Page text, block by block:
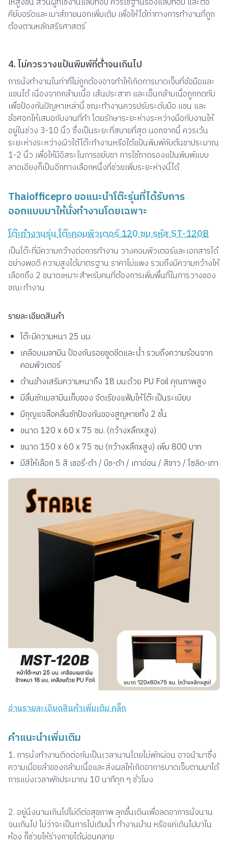
คีย์บอร์ดและเมาส์ภายนอกเพิ่มเติม เพื่อให้ได้ท่าทางการทำงานที่ถูก
ต้องตามหลักสรีรศาสตร์
4. ไม่ควรวางแป้นพิมพ์ที่ต่ำจนเกินไป
การนั่งทำงานในท่าที่ไม่ถูกต้องอาจทำให้เกิดการบาดเจ็บที่ข้อมือและ
แขนได้ เนื่องจากกล้ามเนื้อ เส้นประสาท และเอ็นกล้ามเนื้อถูกกดทับ
เพื่อป้องกันปัญหาเหล่านี้ ขณะทำงานควรปรับระดับมือ แขน และ
ข้อศอกให้เสมอกับงานที่ทำ โดยรักษาระยะห่างระหว่างมือกับงานให้
อยู่ในช่วง 3-10 นิ้ว ซึ่งเป็นระยะที่สบายที่สุด นอกจากนี้ ควรเว้น
ระยะห่างระหว่างผิวใต้โต๊ะทำงานหรือใต้แป้นพิมพ์กับต้นขาประมาณ
1-2 นิ้ว เพื่อให้มีอิสระในการขยับขา การใช้ถาดรองแป้นพิมพ์แบบ
ลาดเอียงก็เป็นอีกทางเลือกหนึ่งที่ช่วยเพิ่มระยะห่างนี้ได้
Thaiofficepro ขอแนะนำโต๊ะรุ่นที่ได้รับการ
ออกแบบมาให้นั่งทำงานโดยเฉพาะ
โต๊ะทำงานรุ่น โต๊ะคอมพิวเตอร์ 120 ซม รหัส ST-120B
เป็นโต๊ะที่มีความกว้างต่อการทำงาน วางคอมพิวเตอร์และเอกสารได้
อย่างพอดี ความสูงได้มาตรฐาน ราคาไม่แพง รวมถึงมีความกว้างให้
เลือกถึง 2 ขนาดเหมาะสำหรับคนที่ต้องการเพิ่มพื้นที่ในการวางของ
ขณะทำงาน
รายละเอียดสินค้า
โต๊ะมีความหนา 25 มม.
เคลือบเมลามีน ป้องกันรอยขูดขีดและน้ำ รวมถึงความร้อนจาก
คอมพิวเตอร์
ด้านข้างเสริมความหนาถึง 18 มม.ด้วย PU Foil คุณภาพสูง
มีลิ้นชักเมลามีนเก็บของ จัดเรียงแฟ้มให้โต๊ะเป็นระเบียบ
มีกุญแจล๊อคลิ้นชักป้องกันของสูญหายทั้ง 2 ชั้น
ขนาด 120 x 60 x 75 ซม. (กว้างxลึกxสูง)
ขนาด 150 x 60 x 75 ซม (กว้างxลึกxสูง) เพิ่ม 800 บาท
มีสีให้เลือก 5 สี เชอรี่-ดำ / บีช-ดำ / เทาอ่อน / สีขาว / โซลิด-เทา
อ่านรายละเอียดสินค้าเพิ่มเติม คลิ๊ก
คำแนะนำเพิ่มเติม
1. การนั่งทำงานติดต่อกันเป็นเวลานานโดยไม่พักผ่อน อาจนำมาซึ่ง
ความเมื่อยล้าของกล้ามเนื้อและส่งผลให้เกิดอาการบาดเจ็บตามมาได้
การแบ่งเวลาพักประมาณ 10 นาทีทุก ๆ ชั่วโมง
2. อยู่นิ่งนานเกินไปไม่ดีต่อสุขภาพ ลุกขึ้นเดินเพื่อลดอาการนั่งนาน
จนเกินไป ไม่ว่าจะเป็นการไปเติมน้ำ ทำงานบ้าน หรือแค่เดินไปมาใน
ห้อง ก็ช่วยให้ร่างกายได้ผ่อนคลาย